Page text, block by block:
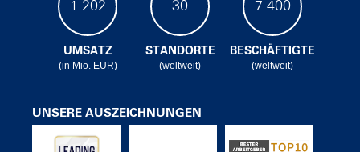
1.202
UMSATZ
(in Mio. EUR)
30
STANDORTE
(weltweit)
7.400
BESCHÄFTIGTE
(weltweit)
UNSERE AUSZEICHNUNGEN